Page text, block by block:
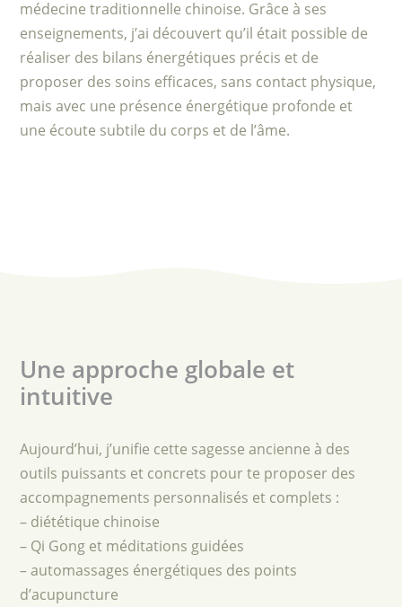
médecine traditionnelle chinoise. Grâce à ses
enseignements, j’ai découvert qu’il était possible de
réaliser des bilans énergétiques précis et de
proposer des soins efficaces, sans contact physique,
mais avec une présence énergétique profonde et
une écoute subtile du corps et de l’âme.
Une approche globale et
intuitive
Aujourd’hui, j’unifie cette sagesse ancienne à des
outils puissants et concrets pour te proposer des
accompagnements personnalisés et complets :
– diététique chinoise
– Qi Gong et méditations guidées
– automassages énergétiques des points
d’acupuncture